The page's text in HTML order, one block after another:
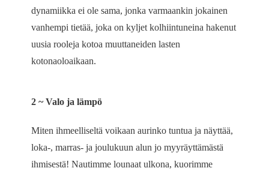
dynamiikka ei ole sama, jonka varmaankin jokainen
vanhempi tietää, joka on kyljet kolhiintuneina hakenut
uusia rooleja kotoa muuttaneiden lasten
kotonaoloaikaan.
2 ~ Valo ja lämpö
Miten ihmeelliseltä voikaan aurinko tuntua ja näyttää,
loka-, marras- ja joulukuun alun jo myyräyttämästä
ihmisestä! Nautimme lounaat ulkona, kuorimme